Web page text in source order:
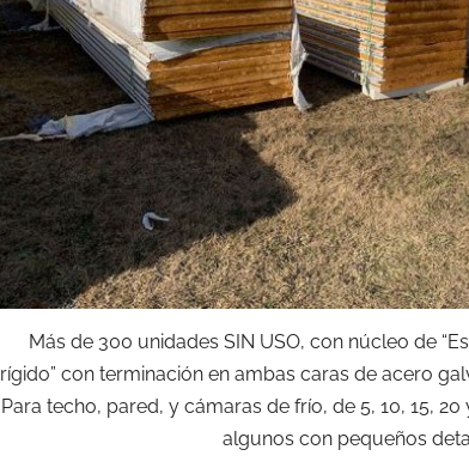
Más de 300 unidades SIN USO, con núcleo de
rígido” con terminación en ambas caras de acero
Para techo, pared, y cámaras de frío, de 5, 10, 15,
algunos con pequeños